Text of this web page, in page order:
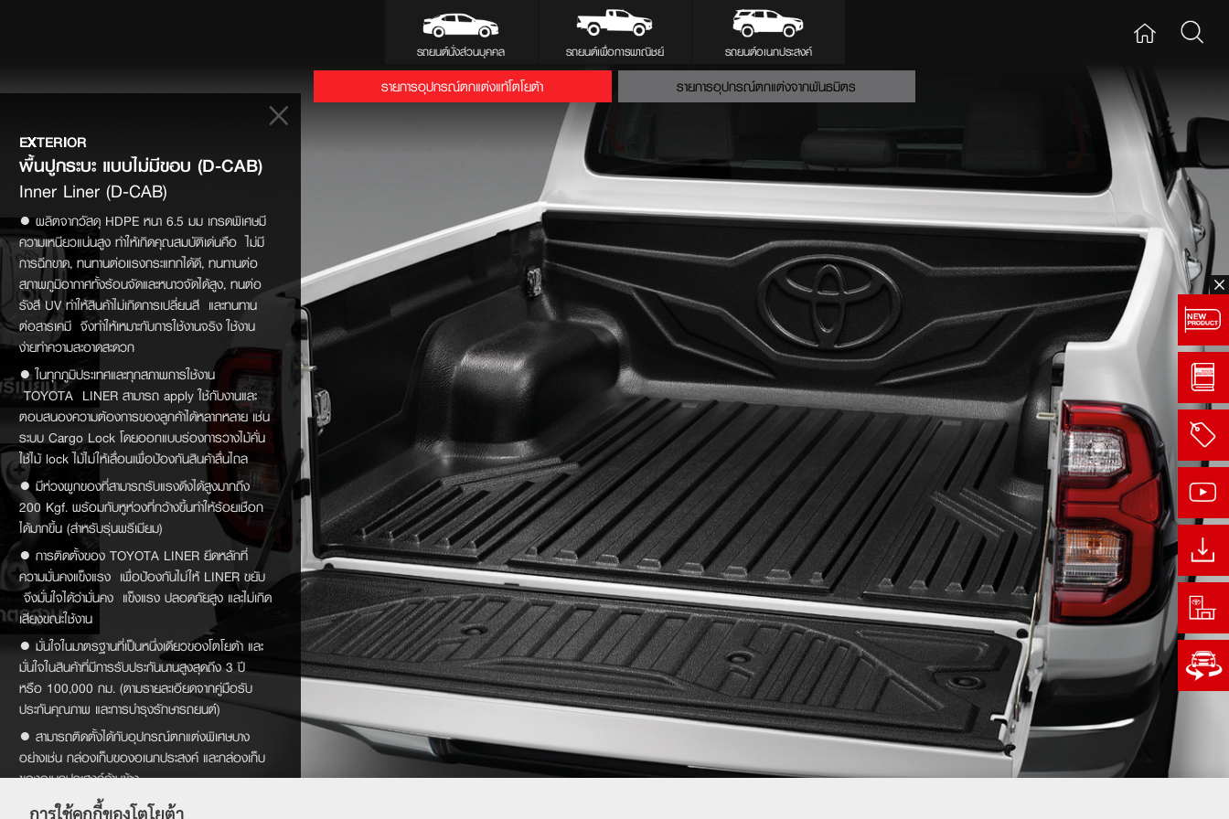
รถยนต์นั่งส่วนบุคคล รถยนต์เพื่อการพาณิชย์ รถยนต์อเนกประสงค์
รายการอุปกรณ์ตกแต่งแท้โตโยต้า รายการอุปกรณ์ตกแต่งจากพันธมิตร
EXTERIOR
พื้นปูกระบะ แบบไม่มีขอบ (D-CAB)
Inner Liner (D-CAB)
● ผลิตจากวัสดุ HDPE หนา 6.5 มม เกรดพิเศษมี
ความเหนียวแน่นสูง ทำให้เกิดคุณสมบัติเด่นคือ ไม่มี
การฉีกขาด, ทนทานต่อแรงกระแทกได้ดี, ทนทานต่อ
สภาพภูมิอากาศทั้งร้อนจัดและหนาวจัดได้สูง, ทนต่อ
รังสี UV ทำให้สินค้าไม่เกิดการเปลี่ยนสี และทนทาน
ต่อสารเคมี จึงทำให้เหมาะกับการใช้งานจริง ใช้งาน
ง่ายทำความสะอาดสะดวก
● ในทุกภูมิประเทศและทุกสภาพการใช้งาน
TOYOTA LINER สามารถ apply ใช้กับงานและ
ตอบสนองความต้องการของลูกค้าได้หลากหลาย เช่น
ระบบ Cargo Lock โดยออกแบบร่องการวางไม้คั่น
ใช้ไม้ lock ไม้ไม่ให้เลื่อนเพื่อป้องกันสินค้าลื่นไถล
● มีห่วงผูกของที่สามารถรับแรงดึงได้สูงมากถึง
200 Kgf. พร้อมกับหูห่วงที่กว้างขึ้นทำให้ร้อยเชือก
ได้มากขึ้น (สำหรับรุ่นพรีเมียม)
● การติดตั้งของ TOYOTA LINER ยึดหลักที่
ความมั่นคงแข็งแรง เพื่อป้องกันไม่ให้ LINER ขยับ
จึงมั่นใจได้ว่ามั่นคง แข็งแรง ปลอดภัยสูง และไม่เกิด
เสียงขณะใช้งาน
● มั่นใจในมาตรฐานที่เป็นหนึ่งเดียวของโตโยต้า และ
มั่นใจในสินค้าที่มีการรับประกันนานสูงสุดถึง 3 ปี
หรือ 100,000 กม. (ตามรายละเอียดจากคู่มือรับ
ประกันคุณภาพ และการบำรุงรักษารถยนต์)
● สามารถติดตั้งได้กับอุปกรณ์ตกแต่งพิเศษบาง
อย่างเช่น กล่องเก็บของอเนกประสงค์ และกล่องเก็บ
ของอเนกประสงค์ด้านข้าง
การใช้คุกกี้ของโตโยต้า